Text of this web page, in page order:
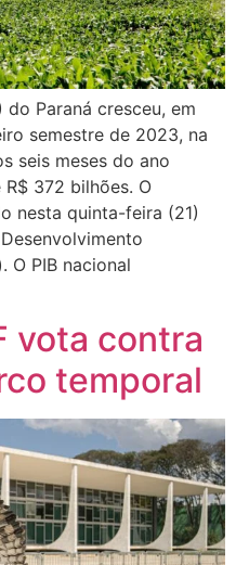
Paraná cresceu, em
semestre de 2023, na
seis meses do ano
372 bilhões. O
nesta quinta-feira (21)
O PIB nacional
vota contra
temporal